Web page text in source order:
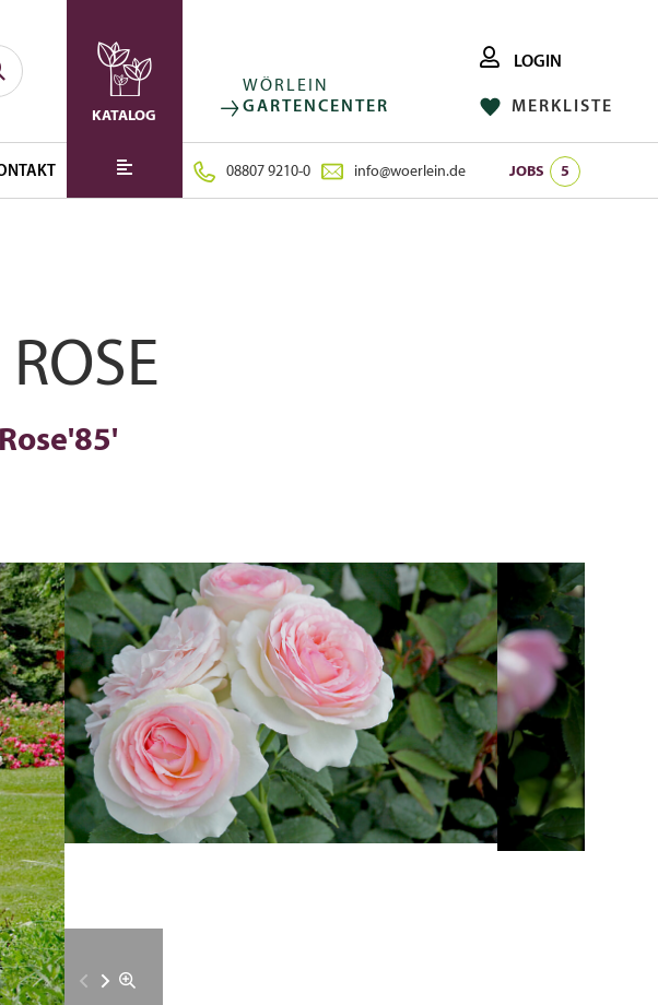
KATALOG
WÖRLEIN
GARTENCENTER
LOGIN
MERKLISTE
08807 9210-0 info@woerlein.de JOBS 5
FOLGE UNS AUF: INSTAGRAM FACEBOOK